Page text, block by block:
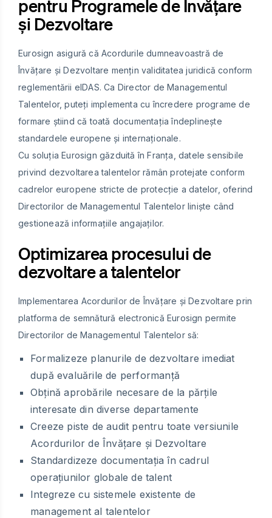
pentru Programele de Învățare
și Dezvoltare
Eurosign asigură că Acordurile dumneavoastră de
Învățare și Dezvoltare mențin validitatea juridică conform
reglementării eIDAS. Ca Director de Managementul
Talentelor, puteți implementa cu încredere programe de
formare știind că toată documentația îndeplinește
standardele europene și internaționale.
Cu soluția Eurosign găzduită în Franța, datele sensibile
privind dezvoltarea talentelor rămân protejate conform
cadrelor europene stricte de protecție a datelor, oferind
Directorilor de Managementul Talentelor liniște când
gestionează informațiile angajaților.
Optimizarea procesului de
dezvoltare a talentelor
Implementarea Acordurilor de Învățare și Dezvoltare prin
platforma de semnătură electronică Eurosign permite
Directorilor de Managementul Talentelor să:
Formalizeze planurile de dezvoltare imediat
după evaluările de performanță
Obțină aprobările necesare de la părțile
interesate din diverse departamente
Creeze piste de audit pentru toate versiunile
Acordurilor de Învățare și Dezvoltare
Standardizeze documentația în cadrul
operațiunilor globale de talent
Integreze cu sistemele existente de
management al talentelor